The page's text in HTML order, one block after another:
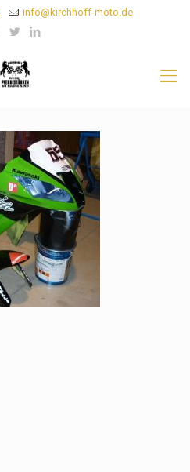
info@kirchhoff-moto.de